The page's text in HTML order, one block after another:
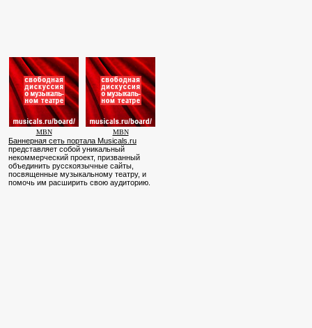
MBN MBN
Баннерная сеть портала Musicals.ru
представляет собой уникальный
некоммерческий проект, призванный
объединить русскоязычные сайты,
посвященные музыкальному театру, и
помочь им расширить свою аудиторию.